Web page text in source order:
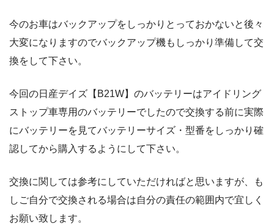
今のお車はバックアップをしっかりとっておかないと後々
大変になりますのでバックアップ機もしっかり準備して交
換をして下さい。
今回の日産デイズ【B21W】のバッテリーはアイドリング
ストップ車専用のバッテリーでしたので交換する前に実際
にバッテリーを見てバッテリーサイズ・型番をしっかり確
認してから購入するようにして下さい。
交換に関しては参考にしていただければと思いますが、も
しご自分で交換される場合は自分の責任の範囲内で宜しく
お願い致します。